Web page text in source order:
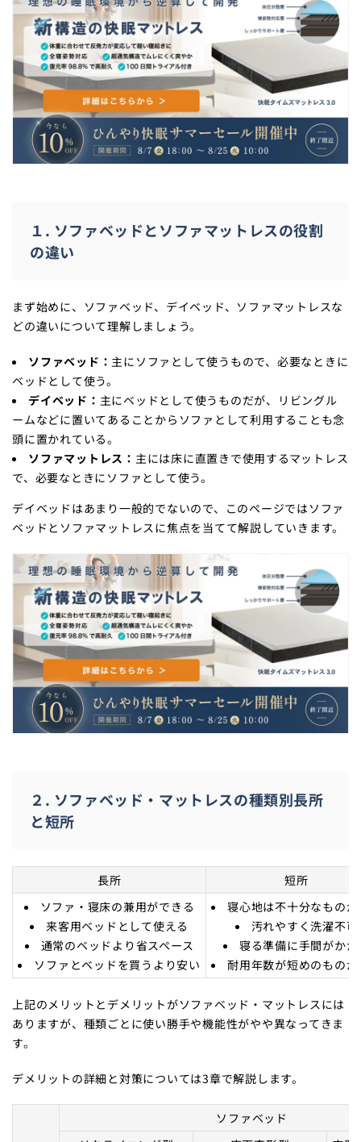
１. ソファベッドとソファマットレスの役割
の違い
まず始めに、ソファベッド、デイベッド、ソファマットレスな
どの違いについて理解しましょう。
ソファベッド： 主にソファとして使うもので、必要なときに
ベッドとして使う。
デイベッド： 主にベッドとして使うものだが、リビングル
ームなどに置いてあることからソファとして利用することも念
頭に置かれている。
ソファマットレス： 主には床に直置きで使用するマットレス
で、必要なときにソファとして使う。
デイベッドはあまり一般的でないので、このページではソファ
ベッドとソファマットレスに焦点を当てて解説していきます。
２. ソファベッド・マットレスの種類別長所
と短所
長所
短所
ソファ・寝床の兼用ができる
来客用ベッドとして使える
通常のベッドより省スペース
ソファとベッドを買うより安い
寝心地は不十分なもの
汚れやすく洗濯不可
寝る準備に手間がかか
耐用年数が短めのもの
上記のメリットとデメリットがソファベッド・マットレスには
ありますが、種類ごとに使い勝手や機能性がやや異なってきま
す。
デメリットの詳細と対策については3章で解説します。
ソファベッド